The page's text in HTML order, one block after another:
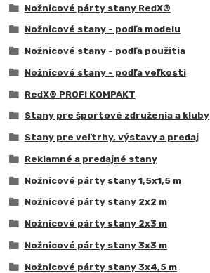
Nožnicové párty stany RedX®
Nožnicové stany - podľa modelu
Nožnicové stany - podľa použitia
Nožnicové stany - podľa veľkosti
RedX® PROFI KOMPAKT
Stany pre športové združenia a kluby
Stany pre veľtrhy, výstavy a predaj
Reklamné a predajné stany
Nožnicové párty stany 1,5x1,5 m
Nožnicové párty stany 2x2 m
Nožnicové párty stany 2x3 m
Nožnicové párty stany 3x3 m
Nožnicové párty stany 3x4,5 m